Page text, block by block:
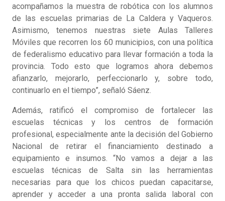
acompañamos la muestra de robótica con los alumnos
de las escuelas primarias de La Caldera y Vaqueros.
Asimismo, tenemos nuestras siete Aulas Talleres
Móviles que recorren los 60 municipios, con una política
de federalismo educativo para llevar formación a toda la
provincia. Todo esto que logramos ahora debemos
afianzarlo, mejorarlo, perfeccionarlo y, sobre todo,
continuarlo en el tiempo”, señaló Sáenz.
Además, ratificó el compromiso de fortalecer las
escuelas técnicas y los centros de formación
profesional, especialmente ante la decisión del Gobierno
Nacional de retirar el financiamiento destinado a
equipamiento e insumos. “No vamos a dejar a las
escuelas técnicas de Salta sin las herramientas
necesarias para que los chicos puedan capacitarse,
aprender y acceder a una pronta salida laboral con